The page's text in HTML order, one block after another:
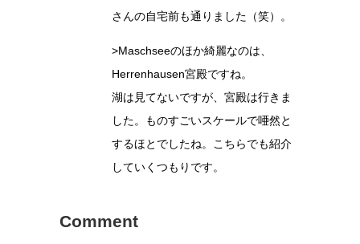
さんの自宅前も通りました（笑）。
>Maschseeのほか綺麗なのは、
Herrenhausen宮殿ですね。
湖は見てないですが、宮殿は行きま
した。ものすごいスケールで唖然と
するほとでしたね。こちらでも紹介
していくつもりです。
Comment